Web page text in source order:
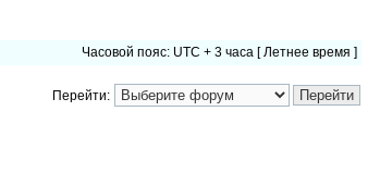
Часовой пояс: UTC + 3 часа [ Летнее время ]
Перейти: